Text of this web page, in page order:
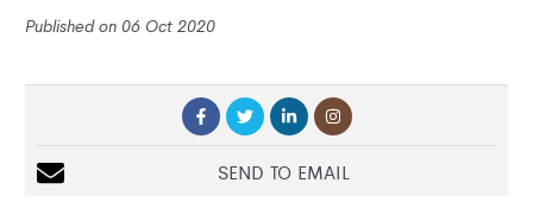
Published on 06 Oct 2020
SEND TO EMAIL